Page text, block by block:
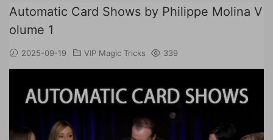
Automatic Card Shows by Philippe Molina V
olume 1
2025-09-19 VIP Magic Tricks 339